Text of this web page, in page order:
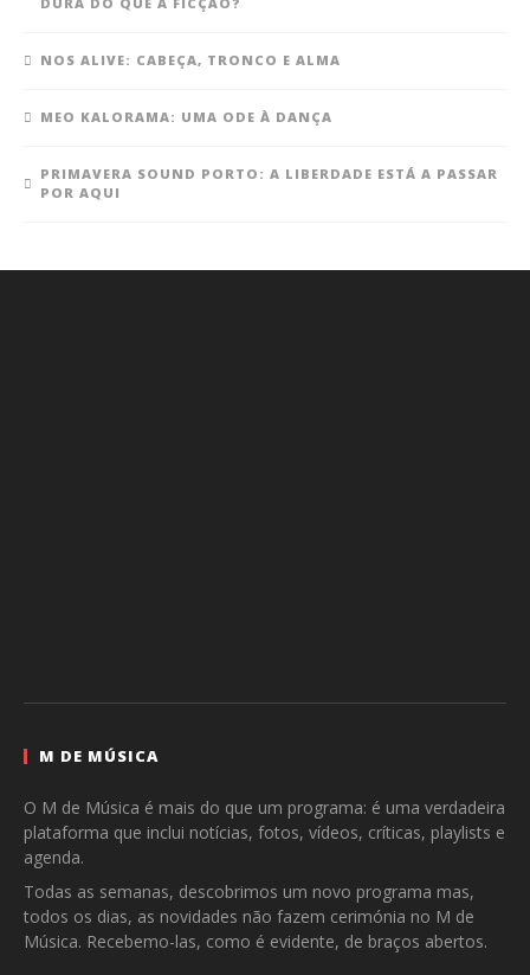
NOS ALIVE: CABEÇA, TRONCO E ALMA
MEO KALORAMA: UMA ODE À DANÇA
PRIMAVERA SOUND PORTO: A LIBERDADE ESTÁ A PASSAR
POR AQUI
M DE MÚSICA
O M de Música é mais do que um programa: é uma verdadeira
plataforma que inclui notícias, fotos, vídeos, críticas, playlists e
agenda.
Todas as semanas, descobrimos um novo programa mas,
todos os dias, as novidades não fazem cerimónia no M de
Música. Recebemo-las, como é evidente, de braços abertos.